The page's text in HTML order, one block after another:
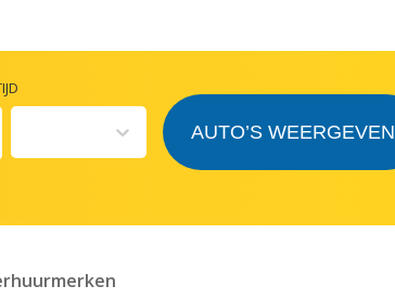
AUTO’S WEERGEVEN